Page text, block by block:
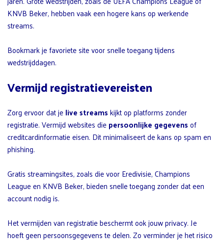
KNVB Beker, hebben vaak een hogere kans op werkende
streams.
Bookmark je favoriete site voor snelle toegang tijdens
wedstrijddagen.
Vermijd registratievereisten
Zorg ervoor dat jelive streamskijkt op platforms zonder
registratie. Vermijd websites diepersoonlijke gegevensof
creditcardinformatie eisen. Dit minimaliseert de kans op spam en
phishing.
Gratis streamingsites, zoals die voor Eredivisie, Champions
League en KNVB Beker, bieden snelle toegang zonder dat een
account nodig is.
Het vermijden van registratie beschermt ook jouw privacy. Je
hoeft geen persoonsgegevens te delen. Zo verminder je het risico